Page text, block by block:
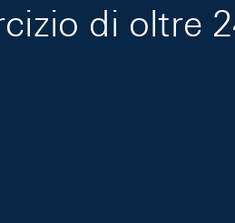
di oltre